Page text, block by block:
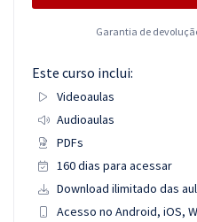
Garantia de
Este curso inclui:
Videoaulas
Audioaulas
PDFs
160 dias para acessar
Download ilimitado das
Acesso no Android, iOS,